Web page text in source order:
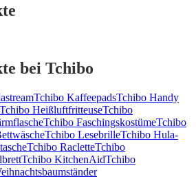
bei Tchibo
Tchibo KaffeepadsTchibo Handy
Tchibo HeißluftfritteuseTchibo
Tchibo FaschingskostümeTchibo
Tchibo LesebrilleTchibo Hula-
Tchibo RacletteTchibo
Tchibo KitchenAidTchibo